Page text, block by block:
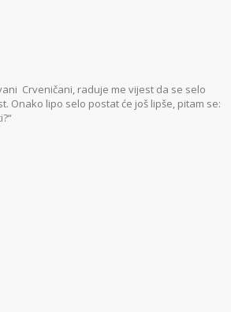
Crveničani, raduje me vijest da se selo
Onako lipo selo postat će još lipše, pitam se: